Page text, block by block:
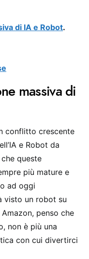
di IA e Robot.
massiva di
conflitto crescente
e Robot da
queste
più mature e
ad oggi
visto un robot su
penso che
non è più una
con cui divertirci